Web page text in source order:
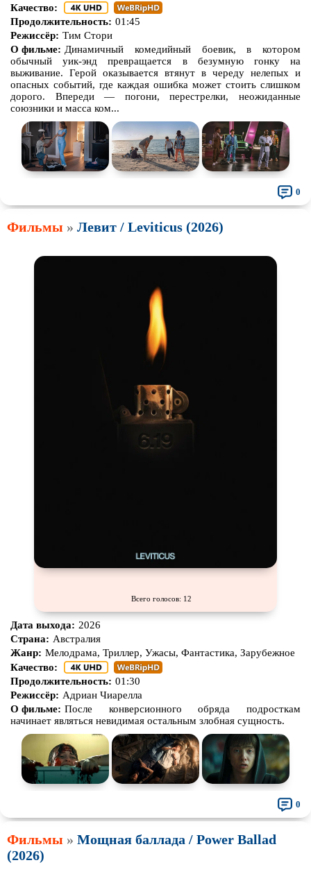
Качество:
Продолжительность: 01:45
Режиссёр: Тим Стори
О фильме: Динамичный комедийный боевик, в котором
обычный уик-энд превращается в безумную гонку на
выживание. Герой оказывается втянут в череду нелепых и
опасных событий, где каждая ошибка может стоить слишком
дорого. Впереди — погони, перестрелки, неожиданные
союзники и масса ком...
0
Фильмы » Левит / Leviticus (2026)
Всего голосов: 12
Дата выхода: 2026
Страна: Австралия
Жанр: Мелодрама, Триллер, Ужасы, Фантастика, Зарубежное
Качество:
Продолжительность: 01:30
Режиссёр: Адриан Чиарелла
О фильме: После конверсионного обряда подросткам
начинает являться невидимая остальным злобная сущность.
0
Фильмы » Мощная баллада / Power Ballad
(2026)